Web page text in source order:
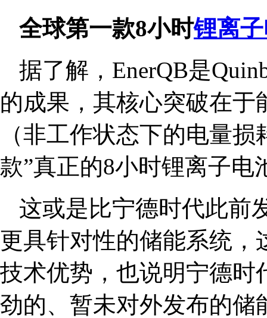
全球第一款8小时锂离
据了解，EnerQB是
的成果，其核心突破在于
（非工作状态下的电量
款”真正的8小时锂离子电
这或是比宁德时代此前
更具针对性的储能系统，
技术优势，也说明宁德时
劲的、暂未对外发布的储